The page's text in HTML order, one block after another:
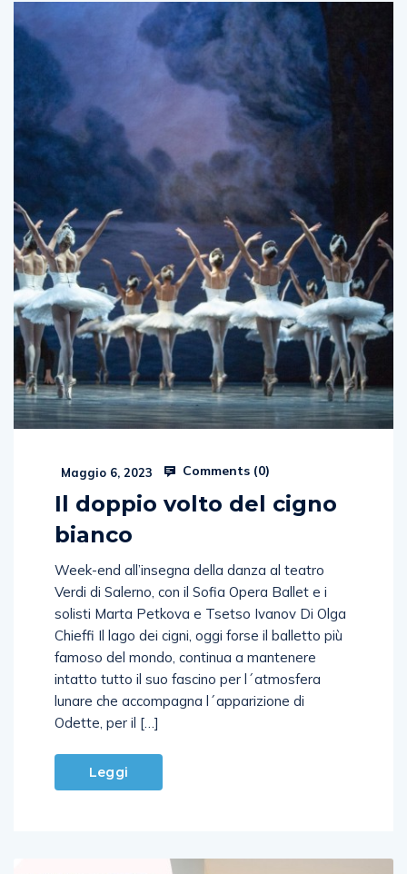
Il doppio volto del cigno
bianco
Verdi di Salerno, con il Sofia Opera Ballet e i
solisti Marta Petkova e Tsetso Ivanov Di Olga
Chieffi Il lago dei cigni, oggi forse il balletto più
famoso del mondo, continua a mantenere
intatto tutto il suo fascino per l´atmosfera
lunare che accompagna l´apparizione di
Odette, per il […]
Leggi